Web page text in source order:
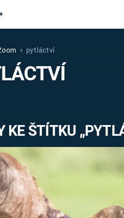
VÁLEČNÉ
pytláctví
KE ŠTÍTKU